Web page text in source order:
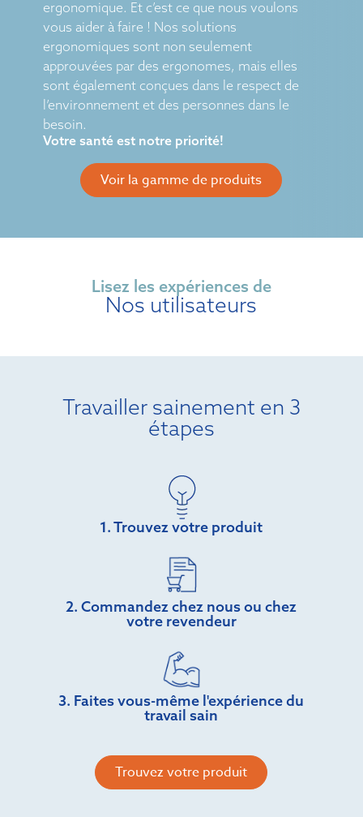
ergonomique. Et c’est ce que nous voulons
vous aider à faire ! Nos solutions
ergonomiques sont non seulement
approuvées par des ergonomes, mais elles
sont également conçues dans le respect de
l’environnement et des personnes dans le
besoin.
Votre santé est notre priorité!
Voir la gamme de produits
Lisez les expériences de
Nos utilisateurs
Travailler sainement en 3
étapes
1. Trouvez votre produit
2. Commandez chez nous ou chez
votre revendeur
3. Faites vous-même l'expérience du
travail sain
Trouvez votre produit